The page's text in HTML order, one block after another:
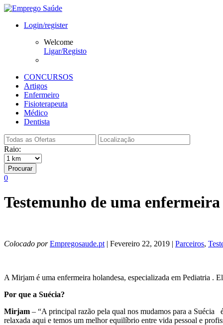
Login/register
Welcome
Ligar/Registo
CONCURSOS
Artigos
Enfermeiro
Fisioterapeuta
Médico
Dentista
Raio:
Procurar
0
Testemunho de uma
Colocado por Empregosaude.pt | Fevereiro 22, 2019 | Parceiros,
A Mirjam é uma enfermeira holandesa, especializada em Pediatria
Por que a Suécia?
Mirjam – “A principal razão pela qual nos mudamos para a Suécia
relaxada aqui e temos um melhor equilíbrio entre vida pessoal e